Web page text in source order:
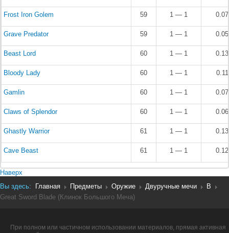
Frost Iron Golem 59 1 — 1
Grave Predator 59 1 — 1
Beast Lord 60 1 — 1
Bloody Lady 60 1 — 1
Gamlin 60 1 — 1
Claws of Splendor 60 1 — 1
Ghastly Warrior 61 1 — 1
Cave Beast 61 1 — 1
Наверх
Вы здесь:
Главная Предметы Оружие Двуручные мечи
B
Great Sword Blade (Клинок Большого Меча)
При полном или частичном использовании материалов, прямая активная